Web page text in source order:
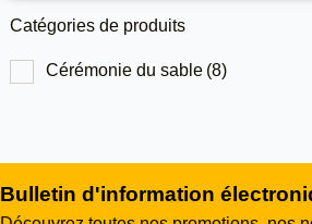
Catégories de produits
Cérémonie du sable (8)
Bulletin d'information